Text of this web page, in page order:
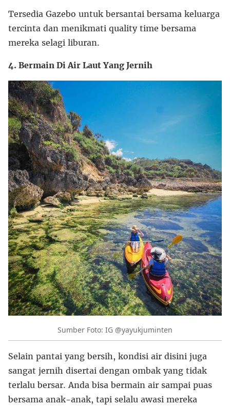
Tersedia Gazebo untuk bersantai bersama keluarga
tercinta dan menikmati quality time bersama
mereka selagi liburan.
4. Bermain Di Air Laut Yang Jernih
Sumber Foto: IG @yayukjuminten
Selain pantai yang bersih, kondisi air disini juga
sangat jernih disertai dengan ombak yang tidak
terlalu bersar. Anda bisa bermain air sampai puas
bersama anak-anak, tapi selalu awasi mereka